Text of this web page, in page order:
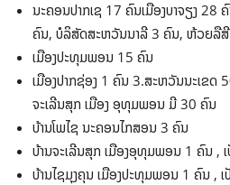
ນະຄອນປາກເຊ 17 ຄົນເມືອງບາຈຽງ 28
ຄົນ, ບໍລິສັດສະຫວັນນາລີ 3 ຄົນ, ຫ້ວຍລື
ເມືອງປະທຸມພອນ 15 ຄົນ
ເມືອງປາກຊ່ອງ 1 ຄົນ 3.ສະຫວັນນະເຂດ
ຈະເລີນສຸກ ເມືອງ ອຸທຸມພອນ ມີ 30 ຄົນ
ບ້ານໂພໄຊ ນະຄອນໄກສອນ 3 ຄົນ
ບ້ານຈະເລີນສຸກ ເມືອງອຸທຸມພອນ 1 ຄົນ ,
ບ້ານໄຊມຸງຄຸນ ເມືອງປະທຸມພອນ 1 ຄົນ ,